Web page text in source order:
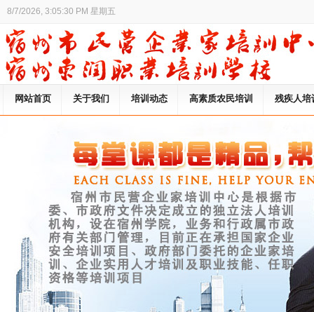
8/7/2026, 3:05:30 PM 星期五
网站首页 关于我们 培训动态 高素质农民培训 残疾人培